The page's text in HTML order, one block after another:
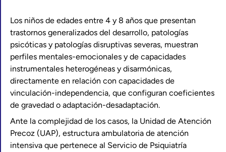
Los niños de edades entre 4 y 8 años que presentan
trastornos generalizados del desarrollo, patologías
psicóticas y patologías disruptivas severas, muestran
perfiles mentales-emocionales y de capacidades
instrumentales heterogéneas y disarmónicas,
directamente en relación con capacidades de
vinculación-independencia, que configuran coeficientes
de gravedad o adaptación-desadaptación.
Ante la complejidad de los casos, la Unidad de Atención
Precoz (UAP), estructura ambulatoria de atención
intensiva que pertenece al Servicio de Psiquiatría